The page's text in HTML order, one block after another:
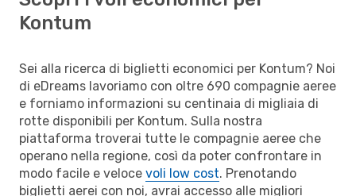
Kontum
Sei alla ricerca di biglietti economici per Kontum? Noi
di eDreams lavoriamo con oltre 690 compagnie aeree
e forniamo informazioni su centinaia di migliaia di
rotte disponibili per Kontum. Sulla nostra
piattaforma troverai tutte le compagnie aeree che
operano nella regione, così da poter confrontare in
modo facile e veloce voli low cost. Prenotando
biglietti aerei con noi, avrai accesso alle migliori